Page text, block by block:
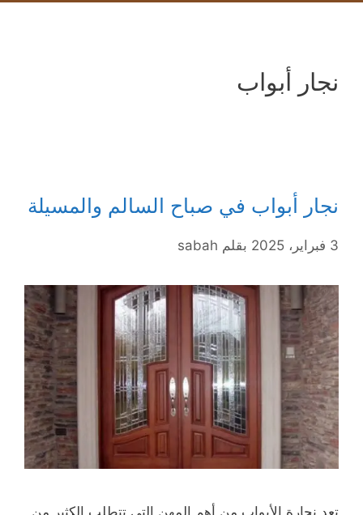
نجار أبواب
نجار أبواب في صباح السالم والمسيلة
3 فبراير، 2025 بقلم sabah
تعد نجارة الأبواب من أهم المهن التي تتطلب الكثير من